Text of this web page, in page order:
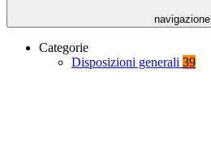
navigazione
Categorie
Disposizioni generali 39